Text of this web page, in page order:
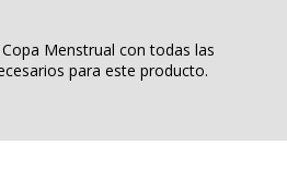
Menstrual con todas las
para este producto.